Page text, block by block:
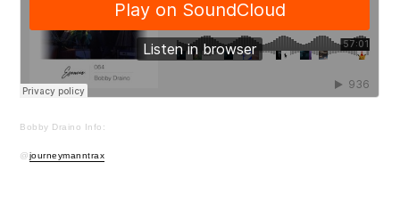
Bobby Draino Info:
@journeymanntrax